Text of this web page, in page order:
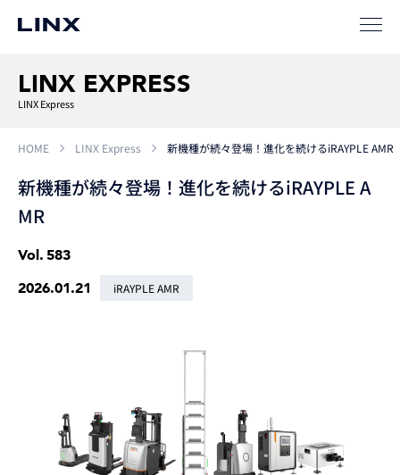
LINX EXPRESS
LINX Express
HOME LINX Express 新機種が続々登場！進化を続けるiRAYPLE AMR
新機種が続々登場！進化を続けるiRAYPLE A
MR
Vol. 583
2026.01.21
iRAYPLE AMR